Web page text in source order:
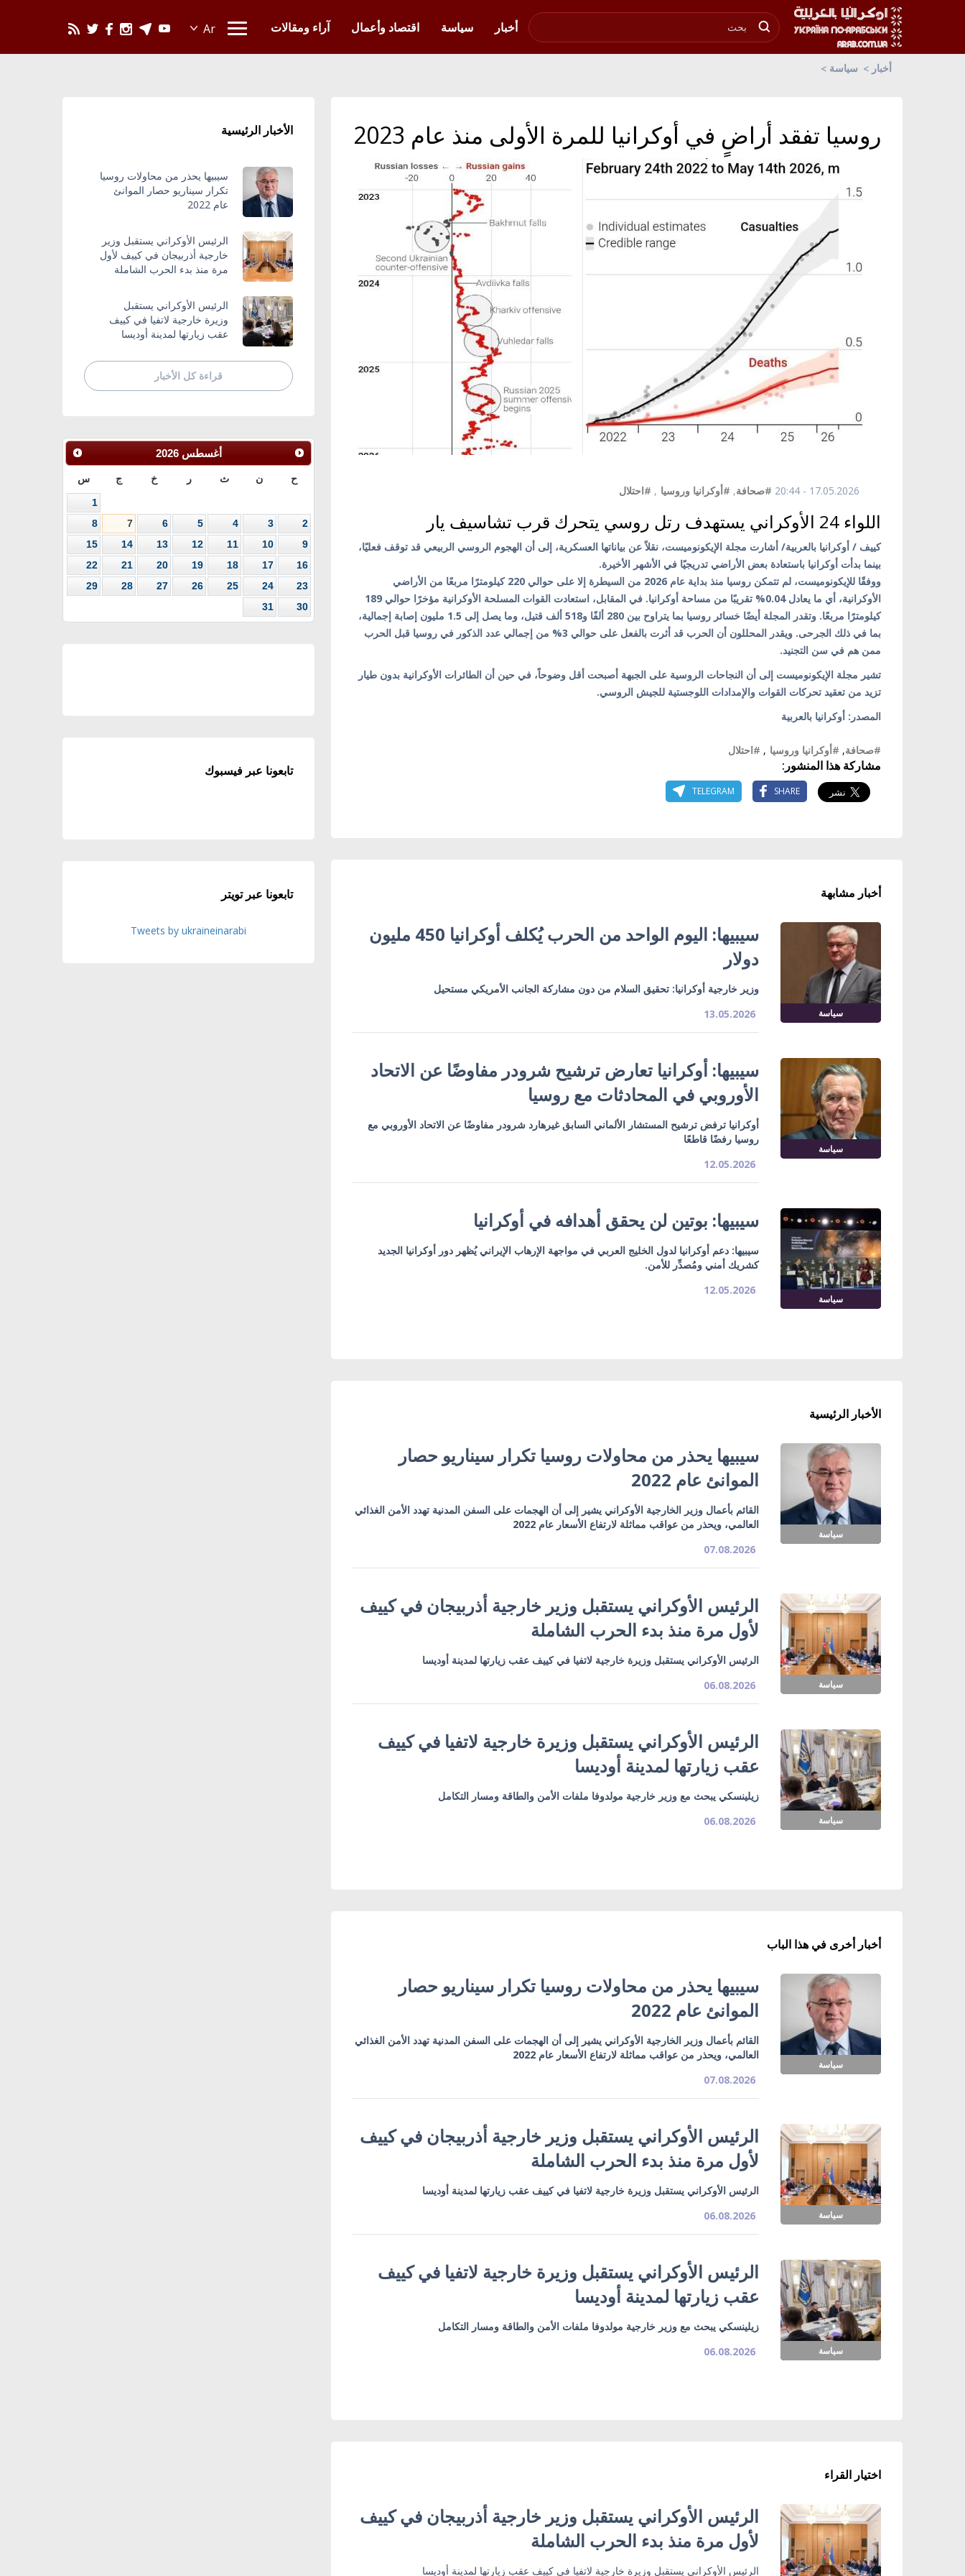
أخبار
سياسة اقتصاد وأعمال آراء ومقالات
أخبار سياسة
روسيا تفقد أراضٍ في أوكرانيا للمرة الأولى منذ عام 2023
17.05.2026 - 20:44 #صحافة, #أوكرانيا وروسيا , #احتلال
اللواء 24 الأوكراني يستهدف رتل روسي يتحرك قرب تشاسيف يار
كييف / أوكرانيا بالعربية/ أشارت مجلة الإيكونوميست، نقلاً عن بياناتها العسكرية، إلى أن الهجوم الروسي الربيعي قد توقف فعليًا،
بينما بدأت أوكرانيا باستعادة بعض الأراضي تدريجيًا في الأشهر الأخيرة.
ووفقًا للإيكونوميست، لم تتمكن روسيا منذ بداية عام 2026 من السيطرة إلا على حوالي 220 كيلومترًا مربعًا من الأراضي
الأوكرانية، أي ما يعادل 0.04% تقريبًا من مساحة أوكرانيا. في المقابل، استعادت القوات المسلحة الأوكرانية مؤخرًا حوالي 189
كيلومترًا مربعًا. وتقدر المجلة أيضًا خسائر روسيا بما يتراوح بين 280 ألفًا و518 ألف قتيل، وما يصل إلى 1.5 مليون إصابة إجمالية،
بما في ذلك الجرحى. ويقدر المحللون أن الحرب قد أثرت بالفعل على حوالي 3% من إجمالي عدد الذكور في روسيا قبل الحرب
ممن هم في سن التجنيد.
تشير مجلة الإيكونوميست إلى أن النجاحات الروسية على الجبهة أصبحت أقل وضوحاً، في حين أن الطائرات الأوكرانية بدون طيار
تزيد من تعقيد تحركات القوات والإمدادات اللوجستية للجيش الروسي.
المصدر: أوكرانيا بالعربية
#صحافة, #أوكرانيا وروسيا , #احتلال
مشاركة هذا المنشور:
SHARE
TELEGRAM
أخبار مشابهة
سياسة
سيبيها: اليوم الواحد من الحرب يُكلف أوكرانيا 450 مليون
دولار
وزير خارجية أوكرانيا: تحقيق السلام من دون مشاركة الجانب الأمريكي مستحيل
13.05.2026
سياسة
سيبيها: أوكرانيا تعارض ترشيح شرودر مفاوضًا عن الاتحاد
الأوروبي في المحادثات مع روسيا
أوكرانيا ترفض ترشيح المستشار الألماني السابق غيرهارد شرودر مفاوضًا عن الاتحاد الأوروبي مع
روسيا رفضًا قاطعًا
12.05.2026
سياسة
سيبيها: بوتين لن يحقق أهدافه في أوكرانيا
سيبيها: دعم أوكرانيا لدول الخليج العربي في مواجهة الإرهاب الإيراني يُظهر دور أوكرانيا الجديد
كشريك أمني ومُصدِّر للأمن.
12.05.2026
الأخبار الرئيسية
سياسة
سيبيها يحذر من محاولات روسيا تكرار سيناريو حصار
الموانئ عام 2022
القائم بأعمال وزير الخارجية الأوكراني يشير إلى أن الهجمات على السفن المدنية تهدد الأمن الغذائي
العالمي، ويحذر من عواقب مماثلة لارتفاع الأسعار عام 2022
07.08.2026
سياسة
الرئيس الأوكراني يستقبل وزير خارجية أذربيجان في كييف
لأول مرة منذ بدء الحرب الشاملة
الرئيس الأوكراني يستقبل وزيرة خارجية لاتفيا في كييف عقب زيارتها لمدينة أوديسا
06.08.2026
سياسة
الرئيس الأوكراني يستقبل وزيرة خارجية لاتفيا في كييف
عقب زيارتها لمدينة أوديسا
زيلينسكي يبحث مع وزير خارجية مولدوفا ملفات الأمن والطاقة ومسار التكامل
06.08.2026
أخبار أخرى في هذا الباب
سياسة
سيبيها يحذر من محاولات روسيا تكرار سيناريو حصار
الموانئ عام 2022
القائم بأعمال وزير الخارجية الأوكراني يشير إلى أن الهجمات على السفن المدنية تهدد الأمن الغذائي
العالمي، ويحذر من عواقب مماثلة لارتفاع الأسعار عام 2022
07.08.2026
سياسة
الرئيس الأوكراني يستقبل وزير خارجية أذربيجان في كييف
لأول مرة منذ بدء الحرب الشاملة
الرئيس الأوكراني يستقبل وزيرة خارجية لاتفيا في كييف عقب زيارتها لمدينة أوديسا
06.08.2026
سياسة
الرئيس الأوكراني يستقبل وزيرة خارجية لاتفيا في كييف
عقب زيارتها لمدينة أوديسا
زيلينسكي يبحث مع وزير خارجية مولدوفا ملفات الأمن والطاقة ومسار التكامل
06.08.2026
اختيار القراء
الرئيس الأوكراني يستقبل وزير خارجية أذربيجان في كييف
لأول مرة منذ بدء الحرب الشاملة
الرئيس الأوكراني يستقبل وزيرة خارجية لاتفيا في كييف عقب زيارتها لمدينة أوديسا
الأخبار الرئيسية
سيبيها يحذر من محاولات روسيا
تكرار سيناريو حصار الموانئ
عام 2022
الرئيس الأوكراني يستقبل وزير
خارجية أذربيجان في كييف لأول
مرة منذ بدء الحرب الشاملة
الرئيس الأوكراني يستقبل
وزيرة خارجية لاتفيا في كييف
عقب زيارتها لمدينة أوديسا
قراءة كل الأخبار
أغسطس 2026
ح ن ث ر خ ج س
1
2
3
4
5
6
7
8
9
10
11
12
13
14
15
16
17
18
19
20
21
22
23
24
25
26
27
28
29
30
31
تابعونا عبر فيسبوك
تابعونا عبر تويتر
Tweets by ukraineinarabi